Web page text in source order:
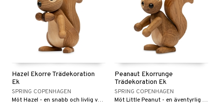
Hazel Ekorre Trädekoration
Ek
SPRING COPENHAGEN
Möt Hazel - en snabb och livlig varelse som snabbt springer upp och ner längs trädstammar och hoppar från gren till gren.
Peanaut Ekorrunge
Trädekoration Ek
SPRING COPENHAGEN
Möt Little Peanut - en äventyrlig varelse som alltid är på jakt efter nötter att äta och inte rädd för någonting.